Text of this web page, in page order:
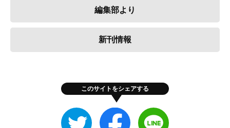
編集部より
新刊情報
このサイトをシェアする
Twitter
で
Facebook
で
で